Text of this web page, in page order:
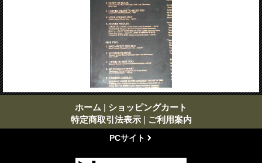
ホーム | ショッピングカート
特定商取引法表示 | ご利用案内
PCサイト